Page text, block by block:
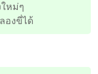
ใหม่ๆ
องขี่ได้